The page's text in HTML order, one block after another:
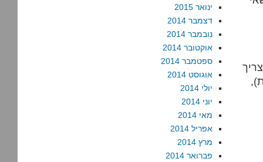
ינואר 2015
דצמבר 2014
נובמבר 2014
אוקטובר 2014
ספטמבר 2014
אוגוסט 2014
יולי 2014
יוני 2014
מאי 2014
אפריל 2014
מרץ 2014
פברואר 2014